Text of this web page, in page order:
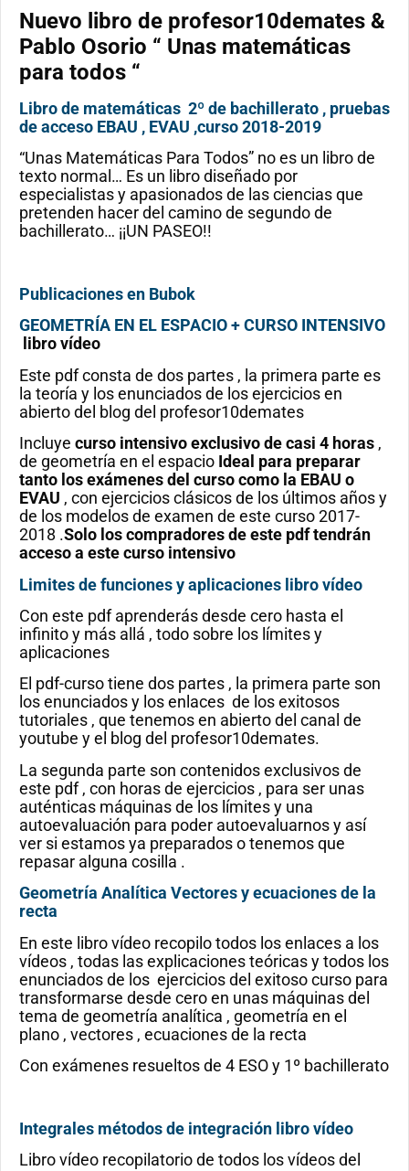
Nuevo libro de profesor10demates &
Pablo Osorio “ Unas matemáticas
para todos “
Libro de matemáticas 2º de bachillerato , pruebas
de acceso EBAU , EVAU ,curso 2018-2019
“Unas Matemáticas Para Todos” no es un libro de
texto normal… Es un libro diseñado por
especialistas y apasionados de las ciencias que
pretenden hacer del camino de segundo de
bachillerato… ¡¡UN PASEO!!
Publicaciones en Bubok
GEOMETRÍA EN EL ESPACIO + CURSO INTENSIVO
libro vídeo
Este pdf consta de dos partes , la primera parte es
la teoría y los enunciados de los ejercicios en
abierto del blog del profesor10demates
Incluye curso intensivo exclusivo de casi 4 horas ,
de geometría en el espacio Ideal para preparar
tanto los exámenes del curso como la EBAU o
EVAU , con ejercicios clásicos de los últimos años y
de los modelos de examen de este curso 2017-
2018 .Solo los compradores de este pdf tendrán
acceso a este curso intensivo
Limites de funciones y aplicaciones libro vídeo
Con este pdf aprenderás desde cero hasta el
infinito y más allá , todo sobre los límites y
aplicaciones
El pdf-curso tiene dos partes , la primera parte son
los enunciados y los enlaces de los exitosos
tutoriales , que tenemos en abierto del canal de
youtube y el blog del profesor10demates.
La segunda parte son contenidos exclusivos de
este pdf , con horas de ejercicios , para ser unas
auténticas máquinas de los límites y una
autoevaluación para poder autoevaluarnos y así
ver si estamos ya preparados o tenemos que
repasar alguna cosilla .
Geometría Analítica Vectores y ecuaciones de la
recta
En este libro vídeo recopilo todos los enlaces a los
vídeos , todas las explicaciones teóricas y todos los
enunciados de los ejercicios del exitoso curso para
transformarse desde cero en unas máquinas del
tema de geometría analítica , geometría en el
plano , vectores , ecuaciones de la recta
Con exámenes resueltos de 4 ESO y 1º bachillerato
Integrales métodos de integración libro vídeo
Libro vídeo recopilatorio de todos los vídeos del